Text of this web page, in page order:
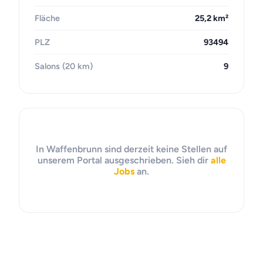
Fläche 25,2 km²
PLZ 93494
Salons (20 km) 9
In Waffenbrunn sind derzeit keine Stellen auf
unserem Portal ausgeschrieben. Sieh dir alle
Jobs an.